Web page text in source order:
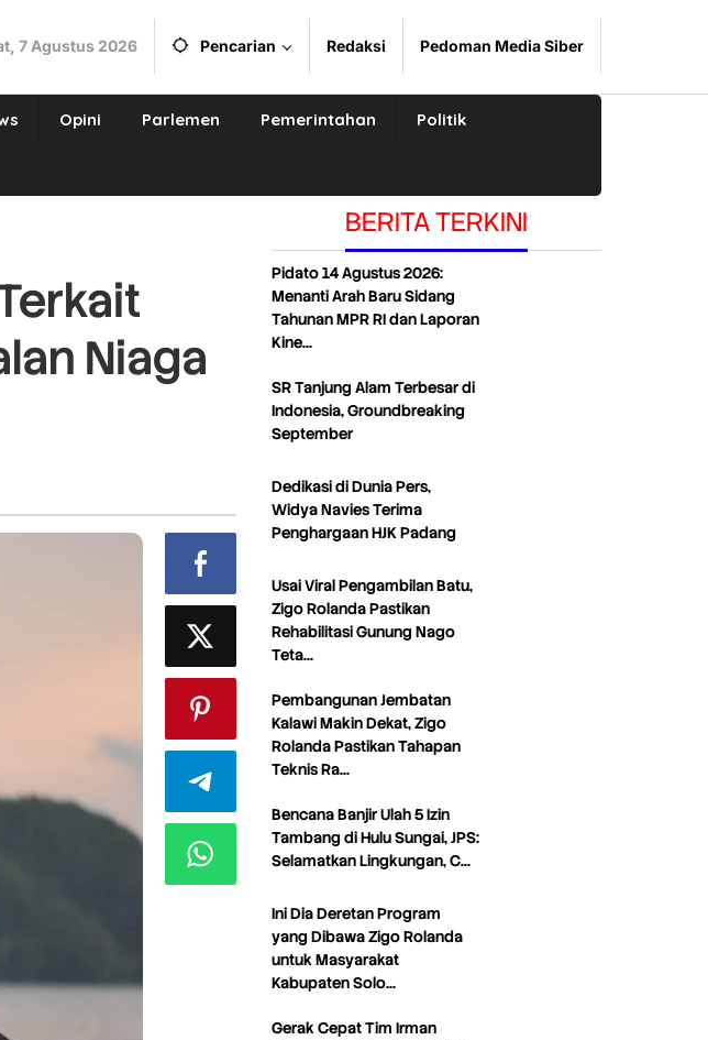
7 Agustus 2026 Pencarian Redaksi Pedoman Media Siber
Opini Parlemen Pemerintahan Politik
Niaga
BERITA TERKINI
Pidato 14 Agustus 2026:
Menanti Arah Baru Sidang
Tahunan MPR RI dan Laporan
Kine…
SR Tanjung Alam Terbesar di
Indonesia, Groundbreaking
September
Dedikasi di Dunia Pers,
Widya Navies Terima
Penghargaan HJK Padang
Usai Viral Pengambilan Batu,
Zigo Rolanda Pastikan
Rehabilitasi Gunung Nago
Teta…
Pembangunan Jembatan
Kalawi Makin Dekat, Zigo
Rolanda Pastikan Tahapan
Teknis Ra…
Bencana Banjir Ulah 5 Izin
Tambang di Hulu Sungai, JPS:
Selamatkan Lingkungan, C…
Ini Dia Deretan Program
yang Dibawa Zigo Rolanda
untuk Masyarakat
Kabupaten Solo…
Gerak Cepat Tim Irman